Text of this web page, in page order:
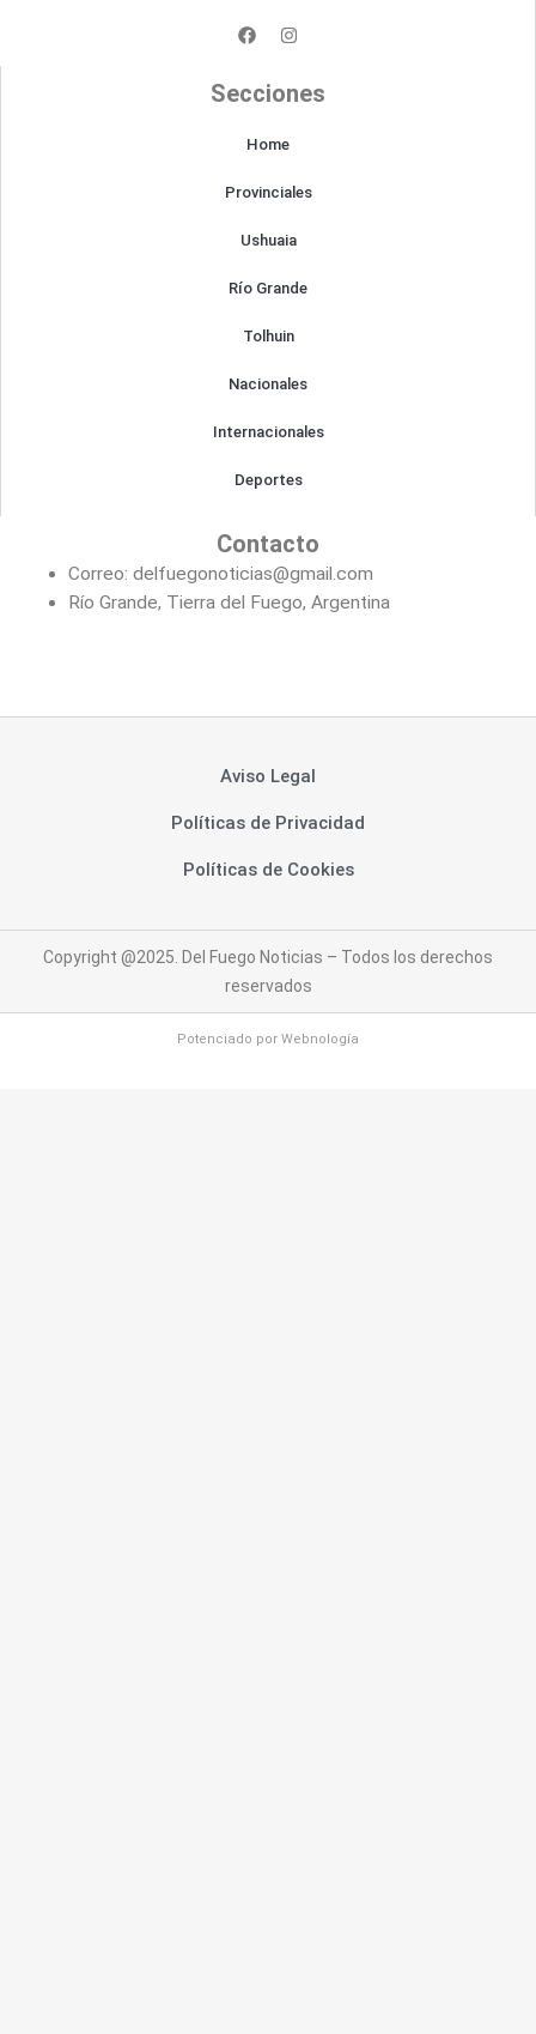
F
a
b
k
I
n
a
a
Secciones
Home
Provinciales
Ushuaia
Río Grande
Tolhuin
Nacionales
Internacionales
Deportes
Contacto
Correo: delfuegonoticias@gmail.com
Río Grande, Tierra del Fuego, Argentina
Aviso Legal
Políticas de Privacidad
Políticas de Cookies
Copyright @2025. Del Fuego Noticias – Todos los derechos
reservados
Potenciado por Webnología